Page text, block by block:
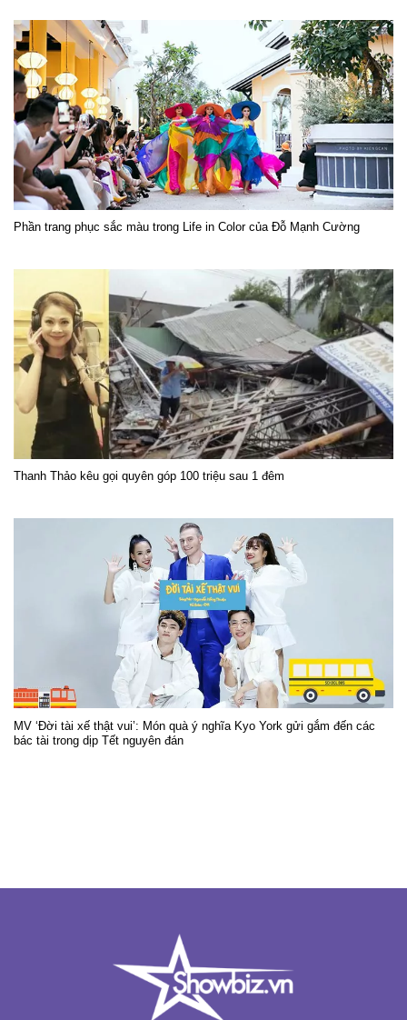
Phần trang phục sắc màu trong Life in Color của Đỗ Mạnh Cường
Thanh Thảo kêu gọi quyên góp 100 triệu sau 1 đêm
MV ‘Đời tài xế thật vui’: Món quà ý nghĩa Kyo York gửi gắm đến các
bác tài trong dịp Tết nguyên đán